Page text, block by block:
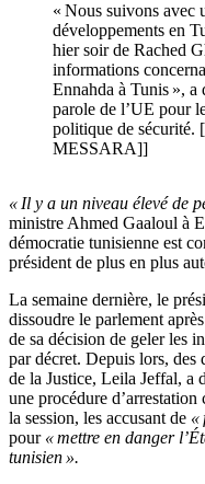
« Nous suivons avec
développements en
hier soir de Rached
informations
Ennahda à Tunis »,
parole de l’UE pour
politique de
MESSARA]]
« Il y a un niveau élevé de
ministre Ahmed Gaaloul à
démocratie tunisienne est
président de plus en plus
La semaine dernière, le
dissoudre le parlement
de sa décision de geler les
par décret. Depuis lors, des
de la Justice, Leila Jeffal, a
une procédure
la session, les accusant de «
pour « mettre en danger
tunisien ».